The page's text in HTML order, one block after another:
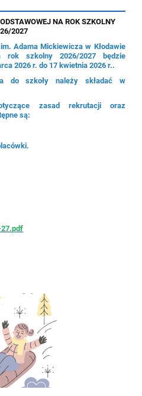
NA ROK SZKOLNY
2027
Adama Mickiewicza w Kłodawie
rok szkolny 2026/2027 będzie
2026 r. do 17 kwietnia 2026 r..
do szkoły należy składać w
zasad rekrutacji oraz
są:
27.pdf